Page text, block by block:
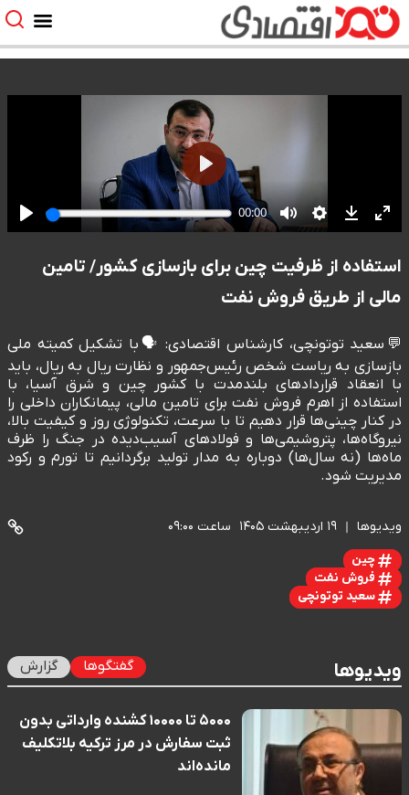
استفاده از ظرفیت چین برای بازسازی کشور/ تامین
مالی از طریق فروش نفت
💬سعید توتونچی، کارشناس اقتصادی: 🗣️با تشکیل کمیته ملی
بازسازی به ریاست شخص رئیس‌جمهور و نظارت ریال به ریال، باید
با انعقاد قراردادهای بلندمدت با کشور چین و شرق آسیا، با
استفاده از اهرم فروش نفت برای تامین مالی، پیمانکاران داخلی را
در کنار چینی‌ها قرار دهیم تا با سرعت، تکنولوژی روز و کیفیت بالا،
نیروگاه‌ها، پتروشیمی‌ها و فولادهای آسیب‌دیده در جنگ را ظرف
ماه‌ها (نه سال‌ها) دوباره به مدار تولید برگردانیم تا تورم و رکود
مدیریت شود.
ویدیوها ۱۹ اردیبهشت ۱۴۰۵ ساعت ۰۹:۰۰
چین
فروش نفت
سعید توتونچی
ویدیوها گفتگوها گزارش
۵۰۰۰ تا ۱۰۰۰۰ کشنده وارداتی بدون
ثبت سفارش در مرز ترکیه بلاتکلیف
مانده‌اند